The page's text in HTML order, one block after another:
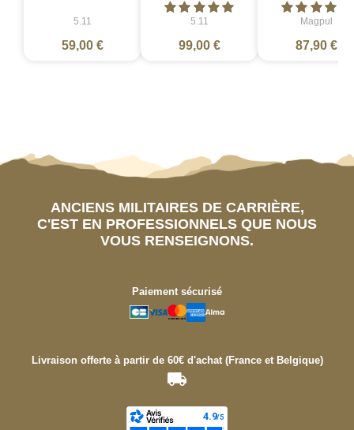
5.11
59,00 €
5.11
99,00 €
Magpul
87,90 €
ANCIENS MILITAIRES DE CARRIÈRE,
C'EST EN PROFESSIONNELS QUE NOUS
VOUS RENSEIGNONS.
Paiement sécurisé
Livraison offerte à partir de 60€ d'achat (France et Belgique)